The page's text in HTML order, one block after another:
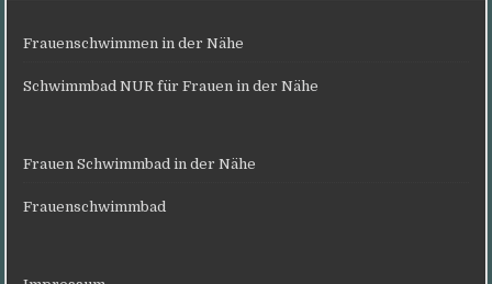
Frauenschwimmen in der Nähe
Schwimmbad NUR für Frauen in der Nähe
Frauen Schwimmbad in der Nähe
Frauenschwimmbad